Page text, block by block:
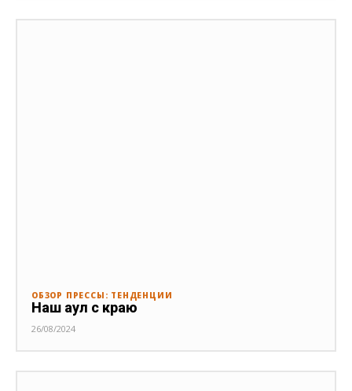
ОБЗОР ПРЕССЫ: ТЕНДЕНЦИИ
Наш аул с краю
26/08/2024